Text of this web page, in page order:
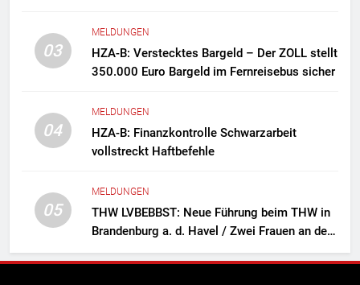
Zollfahndung hebt mutmaßliches
Drogenlabor aus
03
MELDUNGEN
HZA-B: Verstecktes Bargeld – Der ZOLL stellt
350.000 Euro Bargeld im Fernreisebus sicher
04
MELDUNGEN
HZA-B: Finanzkontrolle Schwarzarbeit
vollstreckt Haftbefehle
05
MELDUNGEN
THW LVBEBBST: Neue Führung beim THW in
Brandenburg a. d. Havel / Zwei Frauen an der
Spitze des Ortsverbands